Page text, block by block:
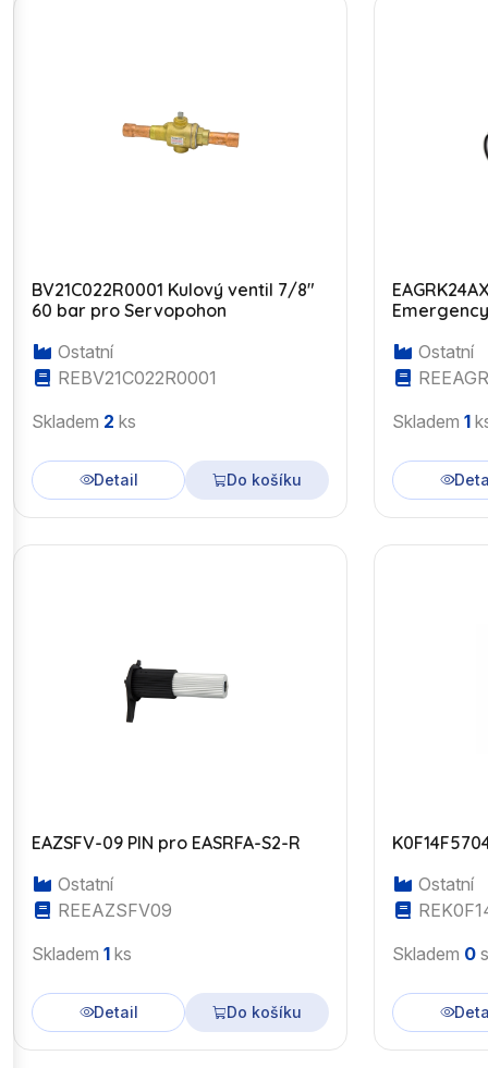
BV21C022R0001 Kulový ventil 7/8"
60 bar pro Servopohon
Ostatní
REBV21C022R0001
Skladem 2 ks
Detail Do košíku
Emergency
Ostatní
Skladem 1
EAZSFV-09 PIN pro EASRFA-S2-R
Ostatní
REEAZSFV09
Skladem 1 ks
Detail Do košíku
Ostatní
Skladem 0